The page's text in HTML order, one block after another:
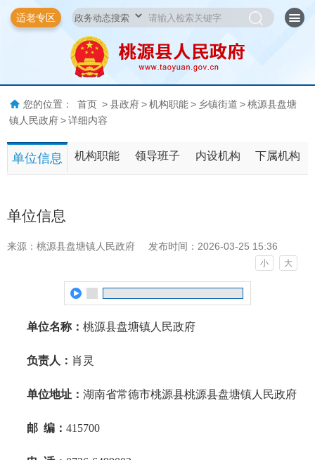
适老专区
您的位置： 首页 > 县政府 > 机构职能 > 乡镇街道 > 桃源县盘塘
镇人民政府 > 详细内容
单位信息 机构职能 领导班子 内设机构 下属机构
单位信息
来源：桃源县盘塘镇人民政府 发布时间：2026-03-25 15:36
小 大
单位名称： 桃源县盘塘镇人民政府
负责人： 肖灵
单位地址： 湖南省常德市桃源县桃源县盘塘镇人民政府
邮 编： 415700